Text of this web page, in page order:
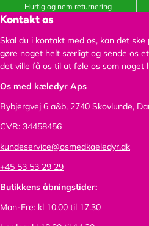
Hurtig og nem returnering
Kontakt os
Skal du i kontakt med os, kan det
gøre noget helt særligt og sende os
det ville få os til at føle os som noget
Os med kæledyr Aps
Bybjergvej 6 a&b, 2740 Skovlunde,
CVR: 34458456
kundeservice@osmedkaeledyr.dk
+45 53 53 29 29
Butikkens åbningstider:
Man-Fre: kl 10.00 til 17.30